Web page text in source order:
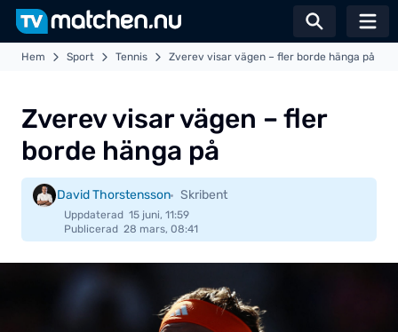
Växla
Hem Sport Tennis Zverev visar vägen – fler borde hänga på
Zverev visar vägen – fler
borde hänga på
David Thorstensson Skribent
Uppdaterad 15 juni, 11:59
Publicerad 28 mars, 08:41